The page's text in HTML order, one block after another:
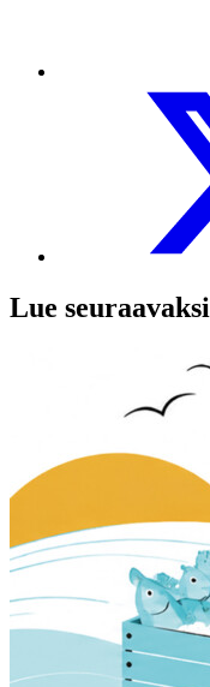
Lue seuraavaksi